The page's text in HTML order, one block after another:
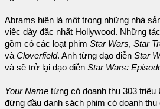
Abrams hiện là một trong những nhà
việc dày đặc nhất Hollywood. Những
gồm có các loạt phim Star Wars, Star
và Cloverfield. Anh từng đạo diễn Star
và sẽ trở lại đạo diễn Star Wars:
Your Name từng có doanh thu 303 triệu
đứng đầu danh sách phim có doanh thu